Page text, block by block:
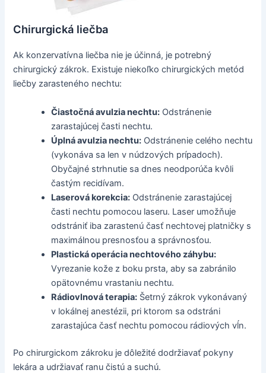
Chirurgická liečba
Ak konzervatívna liečba nie je účinná, je potrebný
chirurgický zákrok. Existuje niekoľko chirurgických metód
liečby zarasteného nechtu:
Čiastočná avulzia nechtu: Odstránenie
zarastajúcej časti nechtu.
Úplná avulzia nechtu: Odstránenie celého nechtu
(vykonáva sa len v núdzových prípadoch).
Obyčajné strhnutie sa dnes neodporúča kvôli
častým recidívam.
Laserová korekcia: Odstránenie zarastajúcej
časti nechtu pomocou laseru. Laser umožňuje
odstrániť iba zarastenú časť nechtovej platničky s
maximálnou presnosťou a správnosťou.
Plastická operácia nechtového záhybu:
Vyrezanie kože z boku prsta, aby sa zabránilo
opätovnému vrastaniu nechtu.
Rádiovlnová terapia: Šetrný zákrok vykonávaný
v lokálnej anestézii, pri ktorom sa odstráni
zarastajúca časť nechtu pomocou rádiových vĺn.
Po chirurgickom zákroku je dôležité dodržiavať pokyny
lekára a udržiavať ranu čistú a suchú.